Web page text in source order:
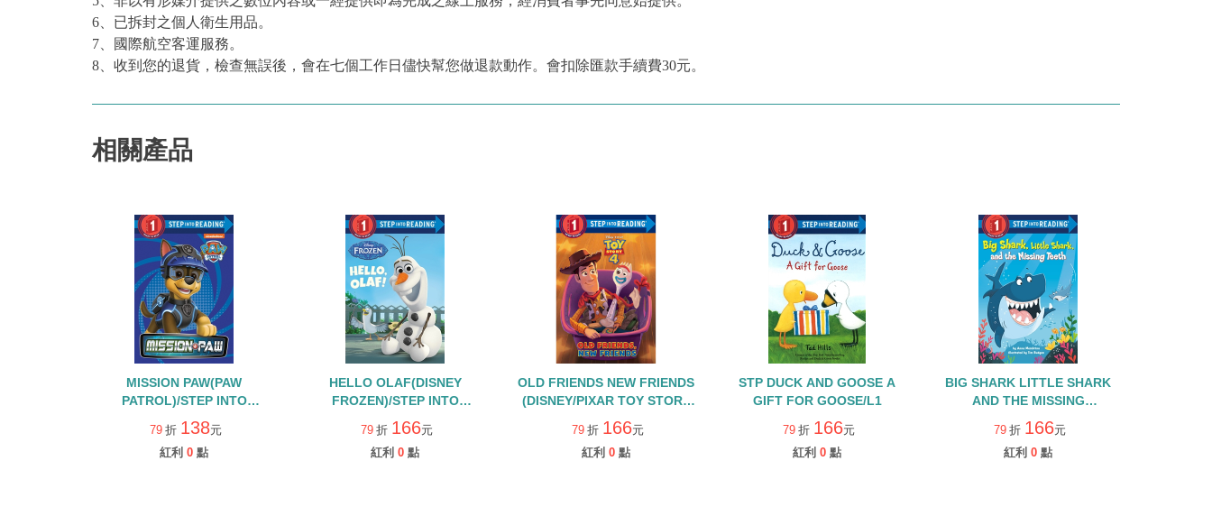
6、已拆封之個人衛生用品。
7、國際航空客運服務。
8、收到您的退貨，檢查無誤後，會在七個工作日儘快幫您做退款動作。會扣除匯款手續費30元。
相關產品
MISSION PAW(PAW
PATROL)/STEP INTO
READING LEVEL 1
79 折 138元
紅利 0 點
HELLO OLAF(DISNEY
FROZEN)/STEP INTO
READING LEVEL 1
79 折 166元
紅利 0 點
OLD FRIENDS NEW FRIENDS
(DISNEY/PIXAR TOY STORY
4)/STEP INTO READING/L1
79 折 166元
紅利 0 點
STP DUCK AND GOOSE A
GIFT FOR GOOSE/L1
79 折 166元
紅利 0 點
BIG SHARK LITTLE SHARK
AND THE MISSING
TEETH/STEP INTO
READING/LEVEL 1
79 折 166元
紅利 0 點